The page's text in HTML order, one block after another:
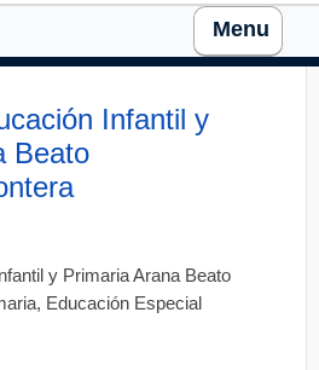
Menu
Infantil y
Beato
y Primaria Arana Beato
Educación Especial